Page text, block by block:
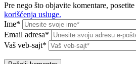
Pre nego što objavite komentare, posetite
korišćenja usluge.
Ime*
Email adresa*
Vaš veb-sajt*